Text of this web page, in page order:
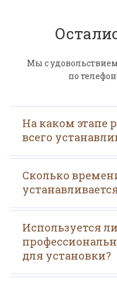
Мы с
по
На каком этапе
всего
Сколько
Используется
для установки?